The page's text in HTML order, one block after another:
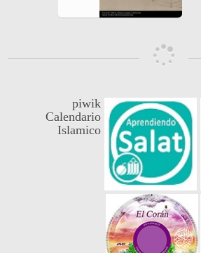
piwik
Calendario
Islamico